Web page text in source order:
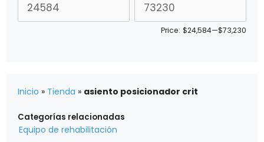
Price: $24,584—$73,230
Inicio » Tienda » asiento posicionador crit
Categorías relacionadas
Equipo de rehabilitación